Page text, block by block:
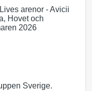
arenor - Avicii
Hovet och
2026
Sverige.